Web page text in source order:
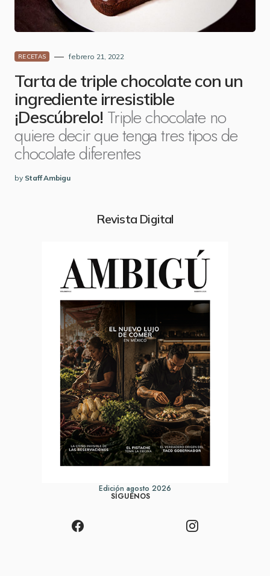
RECETAS febrero 21, 2022
Tarta de triple chocolate con un
ingrediente irresistible
¡Descúbrelo! Triple chocolate no
quiere decir que tenga tres tipos de
chocolate diferentes
by Staff Ambigu
Revista Digital
Edición agosto 2026
SÍGUENOS